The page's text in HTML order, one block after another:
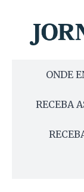
ONDE
RECEBA